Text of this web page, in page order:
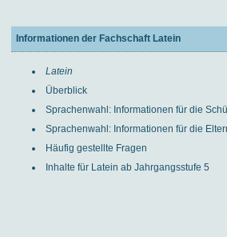
Informationen der Fachschaft Latein
Latein
Überblick
Sprachenwahl: Informationen für die
Sprachenwahl: Informationen für die
Häufig gestellte Fragen
Inhalte für Latein ab Jahrgangsstufe 5